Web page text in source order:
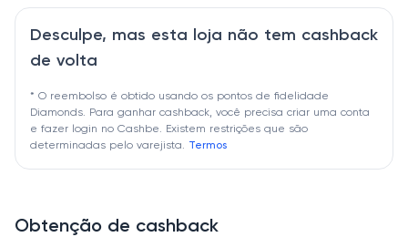
Desculpe, mas esta loja não tem cashback
de volta
* O reembolso é obtido usando os pontos de fidelidade
Diamonds. Para ganhar cashback, você precisa criar uma conta
e fazer login no Cashbe. Existem restrições que são
determinadas pelo varejista. Termos
Obtenção de cashback